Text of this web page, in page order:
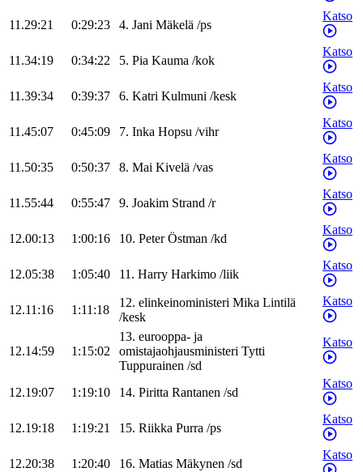
11.29:21 0:29:23 4. Jani Mäkelä /ps
Katso
11.34:19 0:34:22 5. Pia Kauma /kok
Katso
11.39:34 0:39:37 6. Katri Kulmuni /kesk
Katso
11.45:07 0:45:09 7. Inka Hopsu /vihr
Katso
11.50:35 0:50:37 8. Mai Kivelä /vas
Katso
11.55:44 0:55:47 9. Joakim Strand /r
Katso
12.00:13 1:00:16 10. Peter Östman /kd
Katso
12.05:38 1:05:40 11. Harry Harkimo /liik
Katso
12.11:16 1:11:18
12. elinkeinoministeri Mika Lintilä
/kesk
Katso
12.14:59 1:15:02
13. eurooppa- ja
omistajaohjausministeri Tytti
Tuppurainen /sd
Katso
12.19:07 1:19:10 14. Piritta Rantanen /sd
Katso
12.19:18 1:19:21 15. Riikka Purra /ps
Katso
12.20:38 1:20:40 16. Matias Mäkynen /sd
Katso